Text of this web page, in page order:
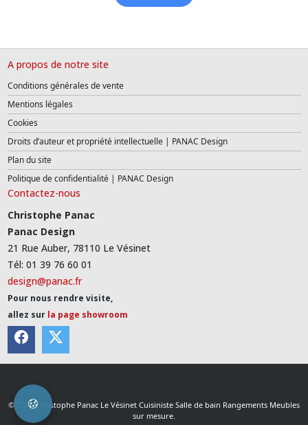
A propos de notre site
Conditions générales de vente
Mentions légales
Cookies
Droits d’auteur et propriété intellectuelle | PANAC Design
Plan du site
Politique de confidentialité | PANAC Design
Contactez-nous
Christophe Panac
Panac Design
21 Rue Auber, 78110 Le Vésinet
Tél: 01 39 76 60 01
design@panac.fr
Pour nous rendre visite,
allez sur la page showroom
© 2026 Christophe Panac Le Vésinet Cuisiniste Salle de bain Rangements Meubles
sur mesure.